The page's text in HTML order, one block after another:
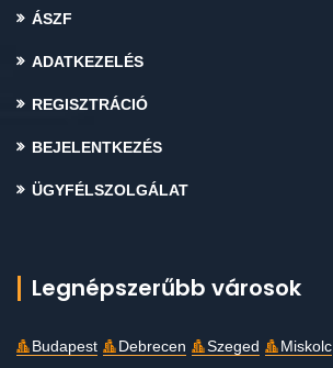
ÁSZF
ADATKEZELÉS
REGISZTRÁCIÓ
BEJELENTKEZÉS
ÜGYFÉLSZOLGÁLAT
Legnépszerűbb városok
Budapest Debrecen Szeged Miskolc